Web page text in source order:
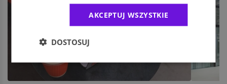
AKCEPTUJ WSZYSTKIE
DOSTOSUJ